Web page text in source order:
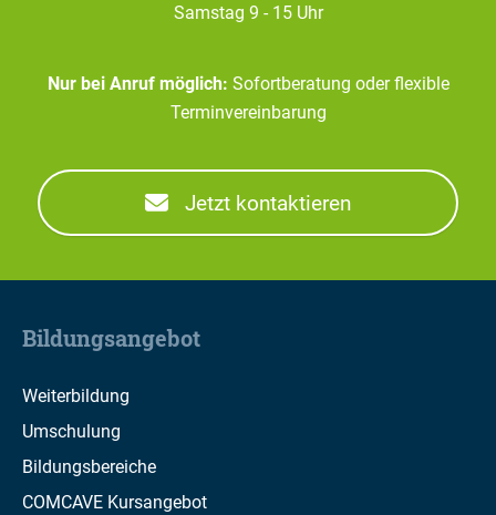
Samstag 9 - 15 Uhr
Nur bei Anruf möglich: Sofortberatung oder flexible
Terminvereinbarung
Jetzt kontaktieren
Bildungsangebot
Weiterbildung
Umschulung
Bildungsbereiche
COMCAVE Kursangebot